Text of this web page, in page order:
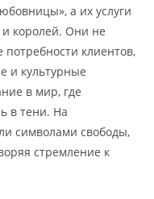
а их услуги
королей. Они не
потребности клиентов,
и культурные
в мир, где
в тени. На
символами свободы,
стремление к